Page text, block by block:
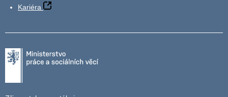
Kariéra